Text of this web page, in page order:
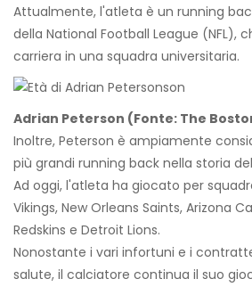
Attualmente, l'atleta è un running
della National Football League (NFL),
carriera in una squadra universitaria.
Adrian Peterson (Fonte: The
Inoltre, Peterson è ampiamente
più grandi running back nella storia
Ad oggi, l'atleta ha giocato per
Vikings, New Orleans Saints, Arizona
Redskins e Detroit Lions.
Nonostante i vari infortuni e i
salute, il calciatore continua il suo